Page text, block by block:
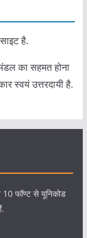
है.
का सहमत होना
स्वयं उत्तरदायी है.
10 फॉण्ट से यूनिकोड